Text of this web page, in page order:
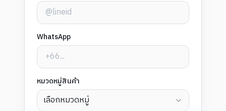
WhatsApp
หมวดหมู่สินค้า
เลือกหมวดหมู่